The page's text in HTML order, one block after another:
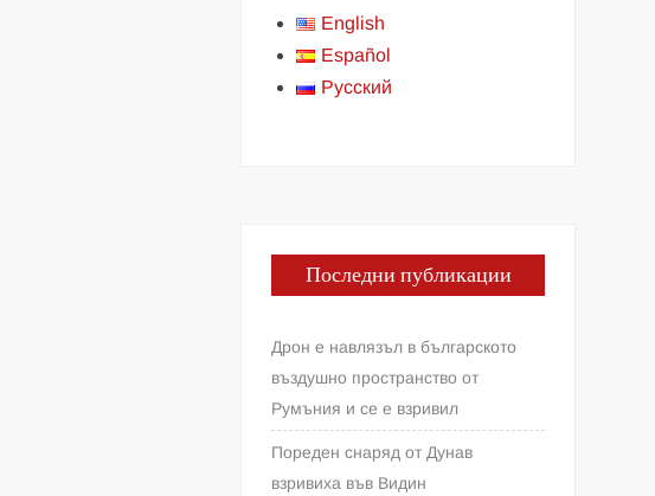
English
Español
Русский
Последни публикации
Дрон е навлязъл в българското
въздушно пространство от
Румъния и се е взривил
Пореден снаряд от Дунав
взривиха във Видин